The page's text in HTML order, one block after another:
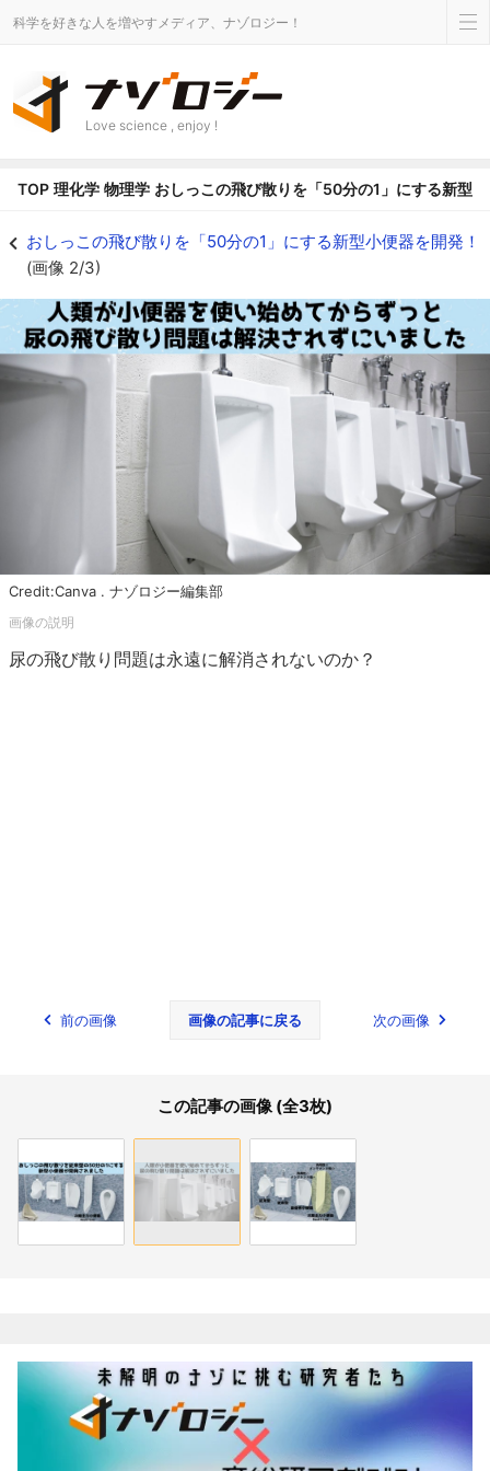
科学を好きな人を増やすメディア、ナゾロジー！
Love science , enjoy !
TOP 理化学 物理学 おしっこの飛び散りを「50分の1」にする新型
おしっこの飛び散りを「50分の1」にする新型小便器を開発！
(画像 2/3)
Credit:Canva . ナゾロジー編集部
尿の飛び散り問題は永遠に解消されないのか？
前の画像 画像の記事に戻る 次の画像
この記事の画像 (全3枚)